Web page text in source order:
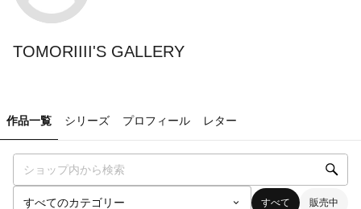
TOMORIIII'S GALLERY
作品一覧 シリーズ プロフィール レター
すべて 販売中